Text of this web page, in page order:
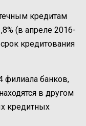
кредитам
(в апреле 2016-
кредитования
филиала банков,
в другом
кредитных